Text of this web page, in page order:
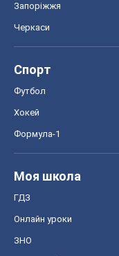
Запоріжжя
Черкаси
Спорт
Футбол
Хокей
Формула-1
Моя школа
ГДЗ
Онлайн уроки
ЗНО